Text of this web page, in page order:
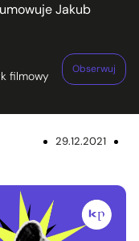
Jakub
filmowy Obserwuj
29.12.2021